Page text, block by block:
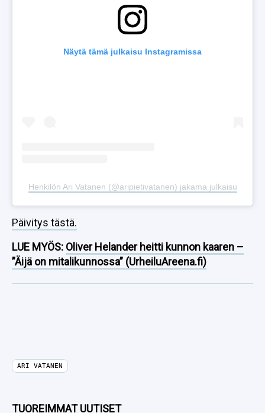
Näytä tämä julkaisu Instagramissa
Henkilön Ari Vatanen (@aripietivatanen) jakama julkaisu
Päivitys tästä.
LUE MYÖS: Oliver Helander heitti kunnon kaaren –
”Äijä on mitalikunnossa” (UrheiluAreena.fi)
ARI VATANEN
TUOREIMMAT UUTISET